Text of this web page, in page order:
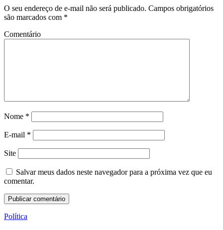
O seu endereço de e-mail não será publicado. Campos obrigatórios
são marcados com *
Comentário
Nome *
E-mail *
Site
Salvar meus dados neste navegador para a próxima vez que eu
comentar.
Política